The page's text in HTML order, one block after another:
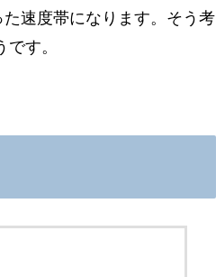
速度帯になります。そう考
す。